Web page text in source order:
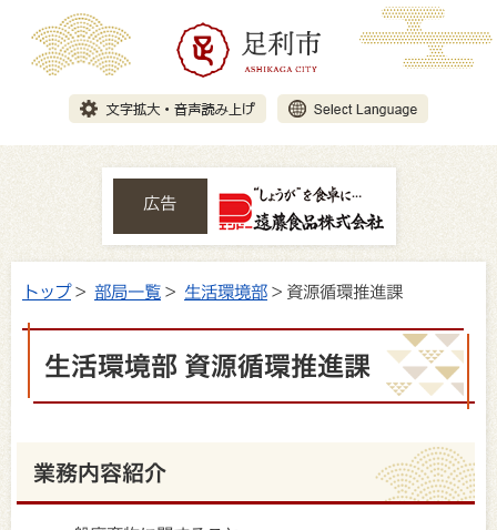
広告
トップ> 部局一覧 > 生活環境部 > 資源循環推進課
生活環境部 資源循環推進課
業務内容紹介